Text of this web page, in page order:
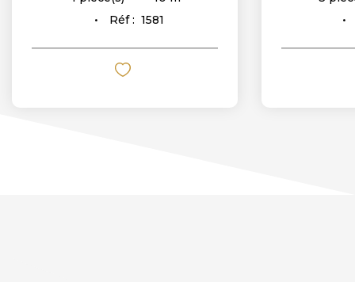
Réf : 1581